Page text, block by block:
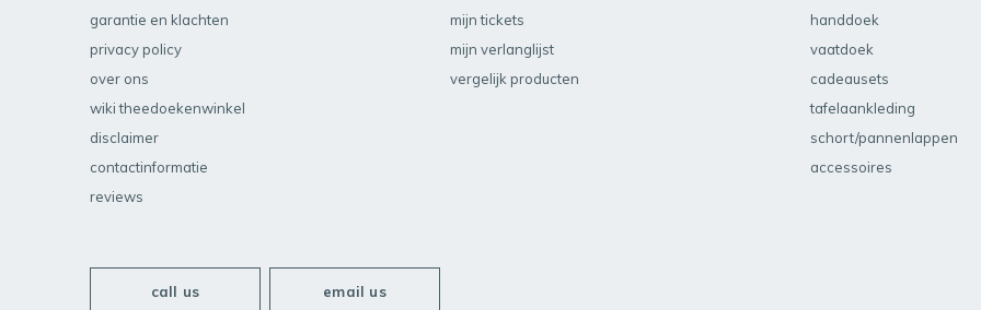
garantie en klachten
privacy policy
over ons
wiki theedoekenwinkel
disclaimer
contactinformatie
reviews
mijn tickets
mijn verlanglijst
vergelijk producten
handdoek
vaatdoek
cadeausets
tafelaankleding
schort/pannenlappen
accessoires
call us email us